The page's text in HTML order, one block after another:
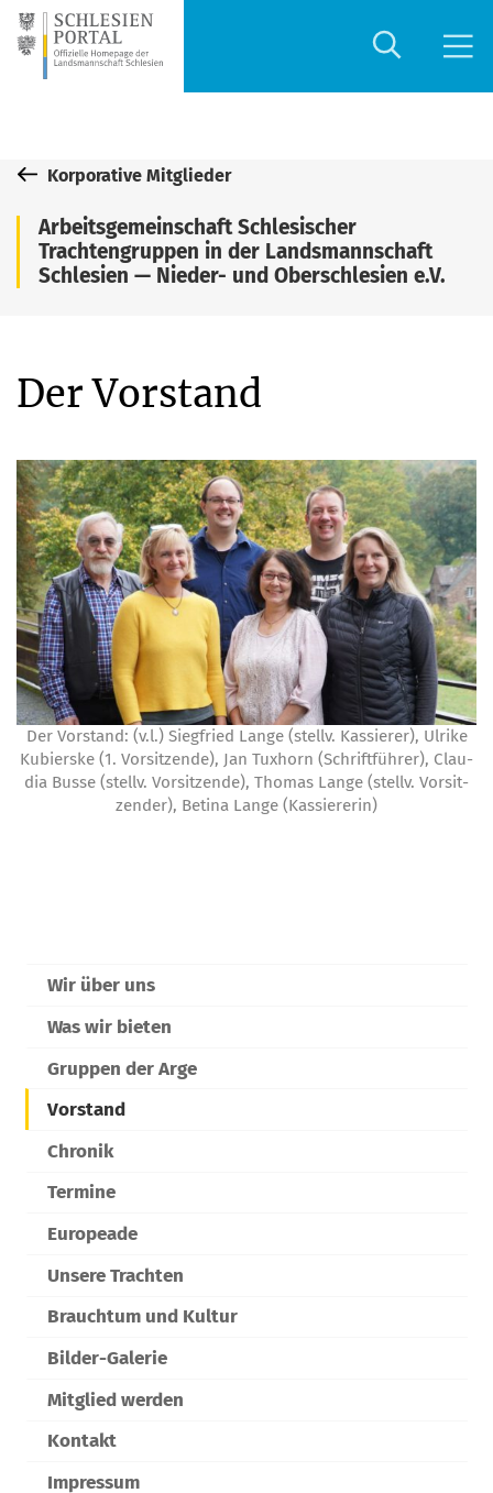
Korporative Mitglieder
Arbeitsgemeinschaft Schlesischer
Trachtengruppen in der Landsmannschaft
Schlesien — Nieder- und Oberschlesien e.V.
Der Vorstand
Der Vor­stand: (v.l.) Sieg­fried Lan­ge (stellv. Kas­sie­rer), Ulri­ke
Kubier­s­ke (1. Vor­sit­zen­de), Jan Tux­horn (Schrift­füh­rer), Clau­
dia Bus­se (stellv. Vor­sit­zen­de), Tho­mas Lan­ge (stellv. Vor­sit­
zen­der), Beti­na Lan­ge (Kas­sie­re­rin)
Wir über uns
Was wir bieten
Gruppen der Arge
Vorstand
Chronik
Termine
Europeade
Unsere Trachten
Brauchtum und Kultur
Bilder-Galerie
Mitglied werden
Kontakt
Impressum